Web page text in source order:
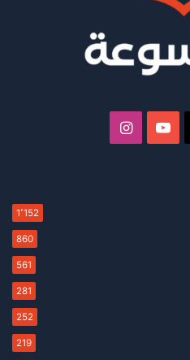
‫YouTube
1٬152
860
561
281
252
219